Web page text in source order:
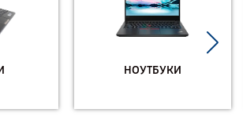
НОУТБУКИ